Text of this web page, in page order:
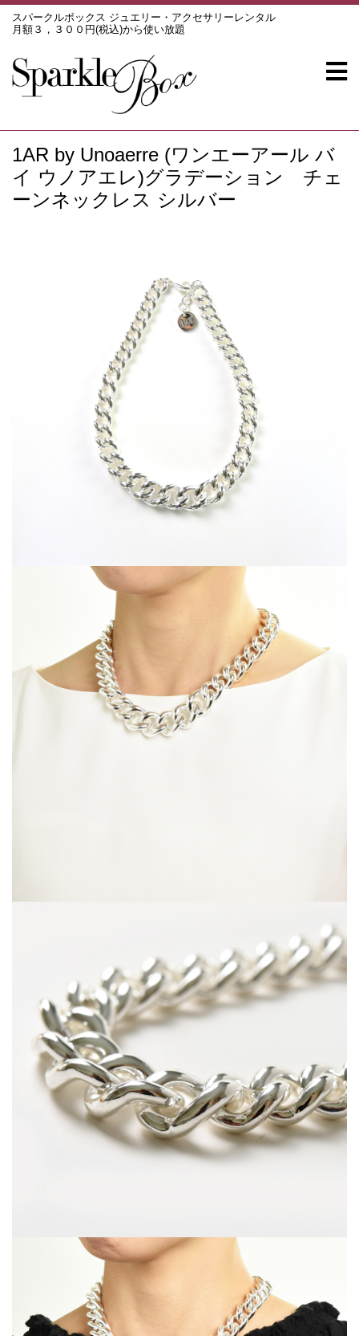
スパークルボックス ジュエリー・アクセサリーレンタル
月額３，３００円(税込)から使い放題
1AR by Unoaerre (ワンエーアール バ
イ ウノアエレ)グラデーション チェ
ーンネックレス シルバー